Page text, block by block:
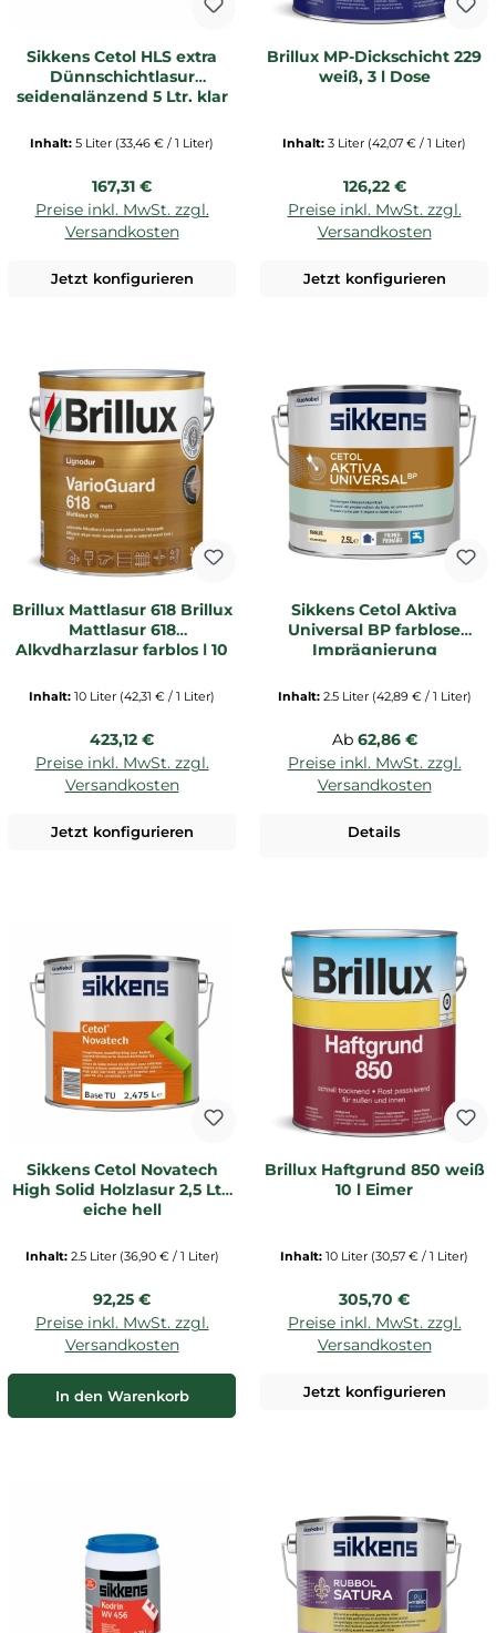
Sikkens Cetol HLS extra
Dünnschichtlasur
seidenglänzend 5 Ltr. klar
Inhalt: 5 Liter (33,46 € / 1 Liter)
Regulärer Preis:
167,31 €
Preise inkl. MwSt. zzgl.
Versandkosten
Jetzt konfigurieren
Brillux MP-Dickschicht 229
weiß, 3 l Dose
Inhalt: 3 Liter (42,07 € / 1 Liter)
Regulärer Preis:
126,22 €
Preise inkl. MwSt. zzgl.
Versandkosten
Jetzt konfigurieren
Brillux Mattlasur 618 Brillux
Mattlasur 618
Alkydharzlasur farblos | 10
Inhalt: 10 Liter (42,31 € / 1 Liter)
Regulärer Preis:
423,12 €
Preise inkl. MwSt. zzgl.
Versandkosten
Jetzt konfigurieren
Sikkens Cetol Aktiva
Universal BP farblose
Imprägnierung
Inhalt: 2.5 Liter (42,89 € / 1 Liter)
Regulärer Preis:
Ab 62,86 €
Preise inkl. MwSt. zzgl.
Versandkosten
Details
Sikkens Cetol Novatech
High Solid Holzlasur 2,5 Ltr.
eiche hell
Inhalt: 2.5 Liter (36,90 € / 1 Liter)
Regulärer Preis:
92,25 €
Preise inkl. MwSt. zzgl.
Versandkosten
In den Warenkorb
Brillux Haftgrund 850 weiß
10 l Eimer
Inhalt: 10 Liter (30,57 € / 1 Liter)
Regulärer Preis:
305,70 €
Preise inkl. MwSt. zzgl.
Versandkosten
Jetzt konfigurieren